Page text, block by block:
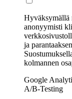
Hyväksymällä
anonyymisti
ja
kolmannen
Google
A/B-Testing